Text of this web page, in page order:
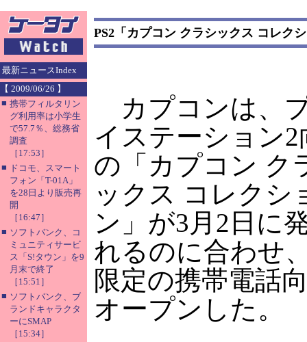
最新ニュースIndex
【 2009/06/26 】
■ 携帯フィルタリン
グ利用率は小学生
で57.7％、総務省
調査
［17:53］
■ ドコモ、スマート
フォン「T-01A」
を28日より販売再
開
［16:47］
■ ソフトバンク、コ
ミュニティサービ
ス「S!タウン」を9
月末で終了
［15:51］
■ ソフトバンク、ブ
ランドキャラクタ
ーにSMAP
［15:34］
PS2「カプコン クラシックス コレク
カプコンは、
イステーション2
の「カプコン ク
ックス コレクシ
ン」が3月2日に
れるのに合わせ
限定の携帯電話
オープンした。